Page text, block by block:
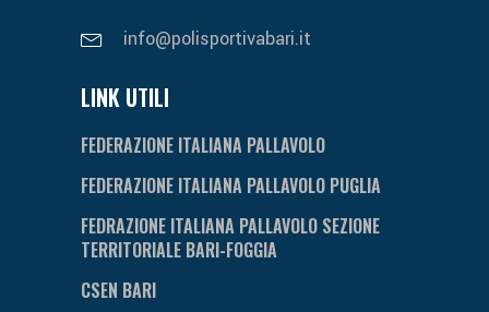
info@polisportivabari.it
LINK UTILI
FEDERAZIONE ITALIANA PALLAVOLO
FEDERAZIONE ITALIANA PALLAVOLO PUGLIA
FEDRAZIONE ITALIANA PALLAVOLO SEZIONE
TERRITORIALE BARI-FOGGIA
CSEN BARI